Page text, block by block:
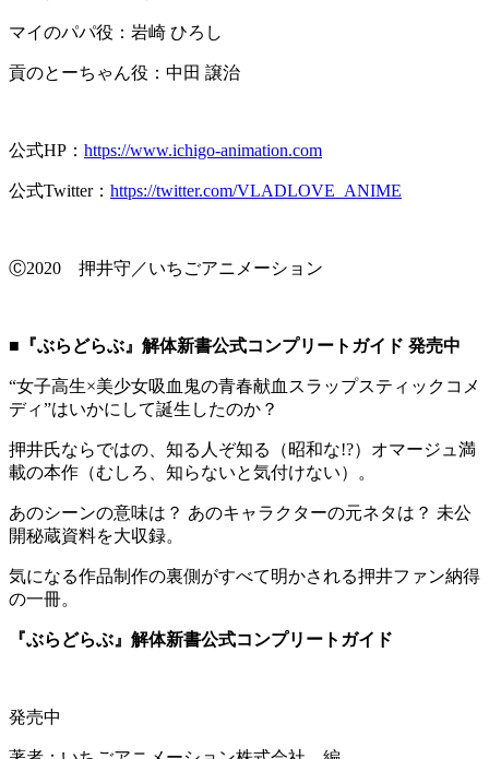
マイのパパ役：岩崎 ひろし
貢のとーちゃん役：中田 譲治
公式HP： https://www.ichigo-animation.com
公式Twitter： https://twitter.com/VLADLOVE_ANIME
Ⓒ2020 押井守／いちごアニメーション
■『ぶらどらぶ』解体新書公式コンプリートガイド 発売中
“女子高生×美少女吸血鬼の青春献血スラップスティックコメ
ディ”はいかにして誕生したのか？
押井氏ならではの、知る人ぞ知る（昭和な!?）オマージュ満
載の本作（むしろ、知らないと気付けない）。
あのシーンの意味は？ あのキャラクターの元ネタは？ 未公
開秘蔵資料を大収録。
気になる作品制作の裏側がすべて明かされる押井ファン納得
の一冊。
『ぶらどらぶ』解体新書公式コンプリートガイド
発売中